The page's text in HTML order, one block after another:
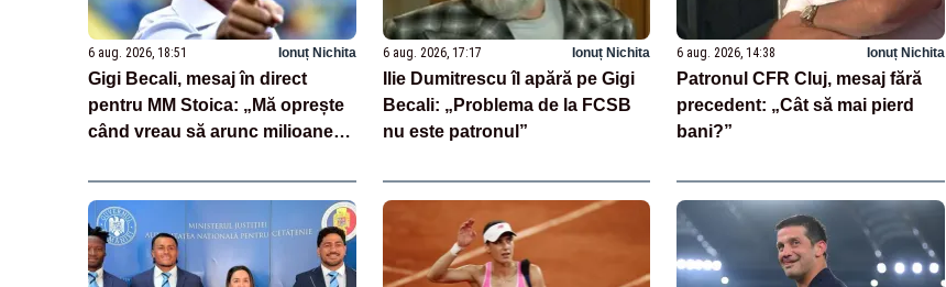
6 aug. 2026, 18:51 Ionuț Nichita
Gigi Becali, mesaj în direct
pentru MM Stoica: „Mă oprește
când vreau să arunc milioane
6 aug. 2026, 17:17 Ionuț Nichita
Ilie Dumitrescu îl apără pe Gigi
Becali: „Problema de la FCSB
nu este patronul”
6 aug. 2026, 14:38 Ionuț Nichita
Patronul CFR Cluj, mesaj fără
precedent: „Cât să mai pierd
bani?”